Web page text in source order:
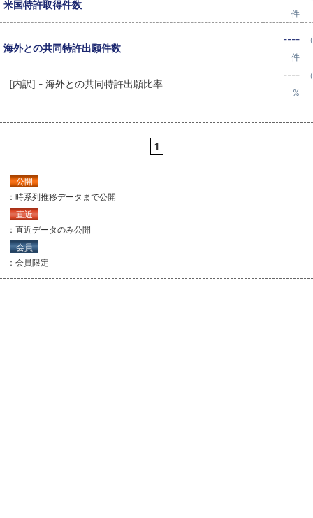
米国特許取得件数
件
海外との共同特許出願件数
----
件
[内訳] - 海外との共同特許出願比率
----
%
1
公開
：時系列推移データまで公開
直近
：直近データのみ公開
会員
：会員限定